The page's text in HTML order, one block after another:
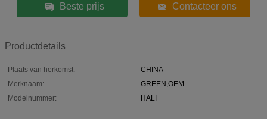
Beste prijs Contacteer ons
Productdetails
Plaats van herkomst:
CHINA
Merknaam:
GREEN,OEM
Modelnummer:
HALI